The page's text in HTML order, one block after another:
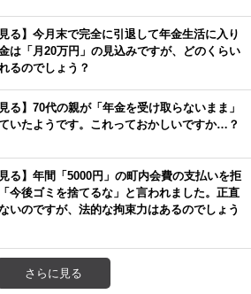
見る】今月末で完全に引退して年金生活に入り
は「月20万円」の見込みですが、どのくらい
るのでしょう？
る】70代の親が「年金を受け取らないまま」
いたようです。これっておかしいですか…？
見る】年間「5000円」の町内会費の支払いを拒
今後ゴミを捨てるな」と言われました。正直
いのですが、法的な拘束力はあるのでしょう
さらに見る